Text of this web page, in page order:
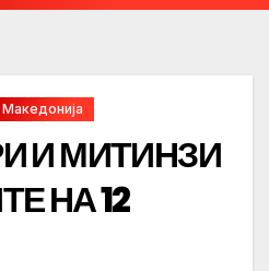
Македонија
И МИТИНЗИ
НА 12